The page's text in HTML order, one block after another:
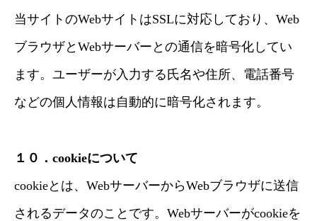
当サイトのWebサイトはSSLに対応しており、Web
ブラウザとWebサーバーとの通信を暗号化してい
ます。ユーザーが入力する氏名や住所、電話番号
などの個人情報は自動的に暗号化されます。
１０．cookieについて
cookieとは、WebサーバーからWebブラウザに送信
されるデータのことです。Webサーバーがcookieを